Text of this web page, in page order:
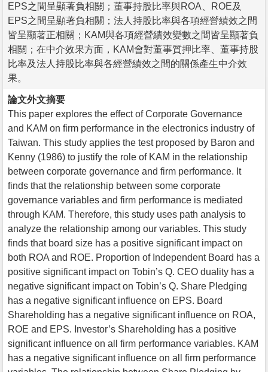
EPS之間呈顯著負相關；董事持股比率與ROA、ROE及
EPS之間呈顯著負相關；法人持股比率與各項經營績效之間
皆呈顯著正相關；KAM與各項經營績效變數之間皆呈顯著負
相關；在中介效果方面，KAM會對董事質押比率、董事持股
比率及法人持股比率與各經營績效之間的關係產生中介效
果。
論文外文摘要
This paper explores the effect of Corporate Governance
and KAM on firm performance in the electronics industry of
Taiwan. This study applies the test proposed by Baron and
Kenny (1986) to justify the role of KAM in the relationship
between corporate governance and firm performance. It
finds that the relationship between some corporate
governance variables and firm performance is mediated
through KAM. Therefore, this study uses path analysis to
analyze the relationship among our variables. This study
finds that board size has a positive significant impact on
both ROA and ROE. Proportion of Independent Board has a
positive significant impact on Tobin’s Q. CEO duality has a
negative significant impact on Tobin’s Q. Share Pledging
has a negative significant influence on EPS. Board
Shareholding has a negative significant influence on ROA,
ROE and EPS. Investor’s Shareholding has a positive
significant influence on all firm performance variables. KAM
has a negative significant influence on all firm performance